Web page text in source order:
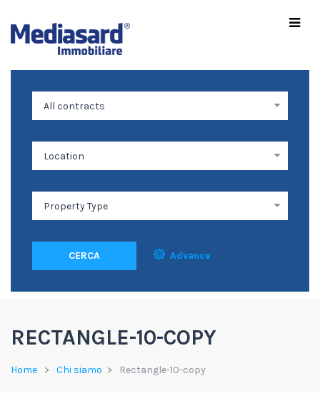
CERCA Advance
RECTANGLE-10-COPY
Home Chi siamo Rectangle-10-copy